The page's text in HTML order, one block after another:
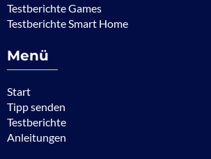
Testberichte Games
Testberichte Smart Home
Menü
Start
Tipp senden
Testberichte
Anleitungen